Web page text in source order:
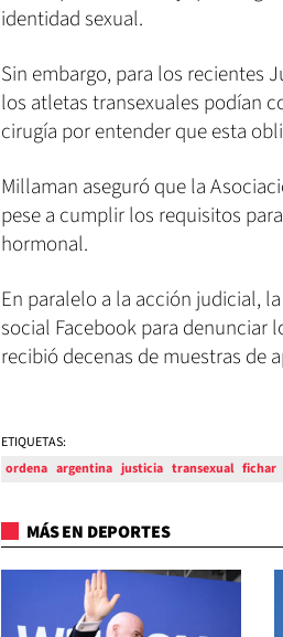
identidad sexual.
Sin embargo, para los recientes
los atletas transexuales podían
cirugía por entender que esta
Millaman aseguró que la
pese a cumplir los requisitos
hormonal.
En paralelo a la acción judicial,
social Facebook para denunciar
recibió decenas de muestras de
ETIQUETAS:
ordena argentina justicia transexual fichar
MÁS EN DEPORTES